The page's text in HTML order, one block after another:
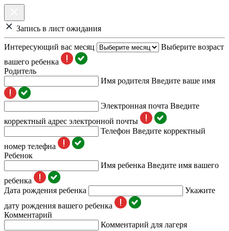
Запись в лист ожидания
Интересующий вас месяц
Выберите возраст
вашего ребенка
Родитель
Имя родителя Введите ваше имя
Электронная почта Введите
корректный адрес электронной почты
Телефон Введите корректный
номер телефна
Ребенок
Имя ребенка Введите имя вашего
ребенка
Дата рождения ребенка
Укажите
дату рождения вашего ребенка
Комментарий
Комментарий для лагеря